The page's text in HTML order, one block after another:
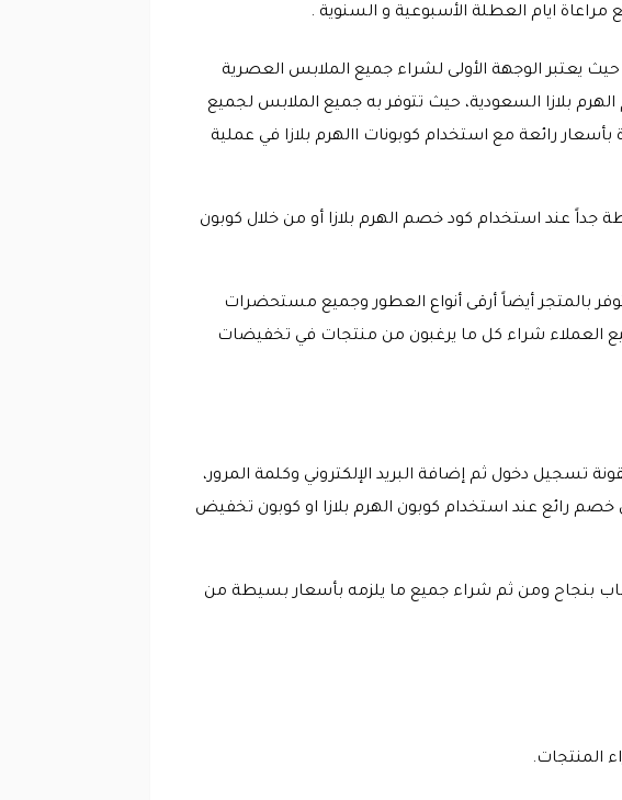
ايام العطلة الأسبوعية و السنوية .
حيث يعتبر الوجهة الأولى لشراء جميع الملابس العصرية
بلازا السعودية، حيث تتوفر به جميع الملابس لجميع
رائعة مع استخدام كوبونات االهرم بلازا في عملية
جداً عند استخدام كود خصم الهرم بلازا أو من خلال كوبون
بالمتجر أيضاً أرقى أنواع العطور وجميع مستحضرات
العملاء شراء كل ما يرغبون من منتجات في تخفيضات
تسجيل دخول ثم إضافة البريد الإلكتروني وكلمة المرور،
رائع عند استخدام كوبون الهرم بلازا او كوبون تخفيض
بنجاح ومن ثم شراء جميع ما يلزمه بأسعار بسيطة من
المنتجات.